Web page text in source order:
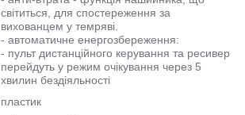
світиться, для спостереження за
вихованцем у темряві.
- автоматичне енергозбереження:
- пульт дистанційного керування та ресивер
перейдуть у режим очікування через 5
хвилин бездіяльності
пластик